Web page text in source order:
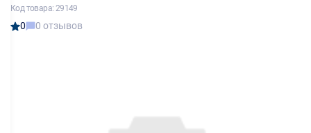
Код товара: 29149
0 0 отзывов